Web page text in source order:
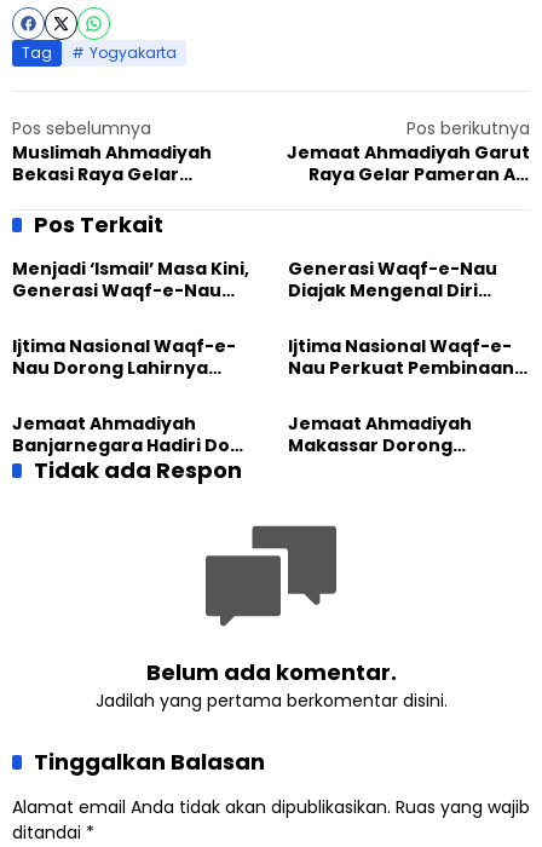
Tag Yogyakarta
Pos sebelumnya
Muslimah Ahmadiyah
Bekasi Raya Gelar
Tema Perbaikan Diri, Ajak
Para Peserta
Bermuhasabah
Pos berikutnya
Jemaat Ahmadiyah Garut
Raya Gelar Pameran Al-
Pos Terkait
Menjadi ‘Ismail’ Masa Kini,
Generasi Waqf-e-Nau
Pengabdian
Generasi Waqf-e-Nau
Diajak Mengenal Diri
Dunia
Ijtima Nasional Waqf-e-
Nau Dorong Lahirnya
yang Militan
Ijtima Nasional Waqf-e-
Nau Perkuat Pembinaan
Masa Depan
Jemaat Ahmadiyah
Banjarnegara Hadiri Doa
Bersama Tasyakuran
Jemaat Ahmadiyah
Makassar Dorong
Tidak ada Respon
Belum ada komentar.
Jadilah yang pertama berkomentar disini.
Tinggalkan Balasan
Alamat email Anda tidak akan dipublikasikan. Ruas yang wajib
ditandai *